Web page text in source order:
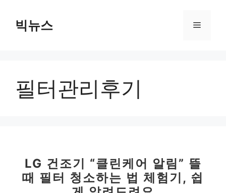
빅뉴스 메
필터관리후기
LG 건조기 “클린케어 알림” 뜰
때 필터 청소하는 법 체험기, 쉽